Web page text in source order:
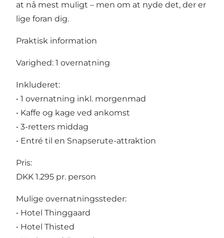
at nå mest muligt – men om at nyde det, der er
lige foran dig.
Praktisk information
Varighed: 1 overnatning
Inkluderet:
• 1 overnatning inkl. morgenmad
• Kaffe og kage ved ankomst
• 3-retters middag
• Entré til en Snapserute-attraktion
Pris:
DKK 1.295 pr. person
Mulige overnatningssteder:
• Hotel Thinggaard
• Hotel Thisted